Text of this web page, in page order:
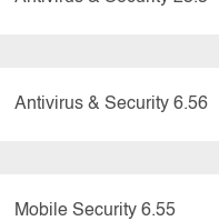
Antivirus & Security 6.56
Mobile Security 6.55